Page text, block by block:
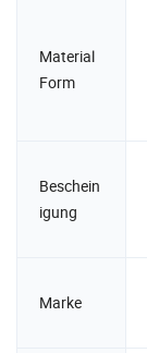
Material
Form
Beschein
igung
Marke